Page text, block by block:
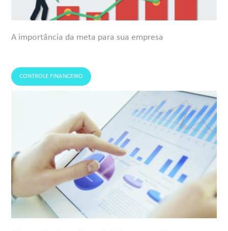
A importância da meta para sua empresa
CONTROLE FINANCEIRO